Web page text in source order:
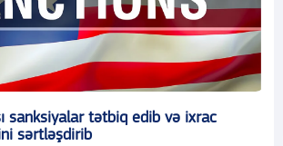
sanksiyalar tətbiq edib və ixrac
sərtləşdirib